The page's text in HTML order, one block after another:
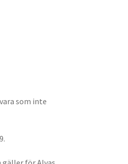
som inte